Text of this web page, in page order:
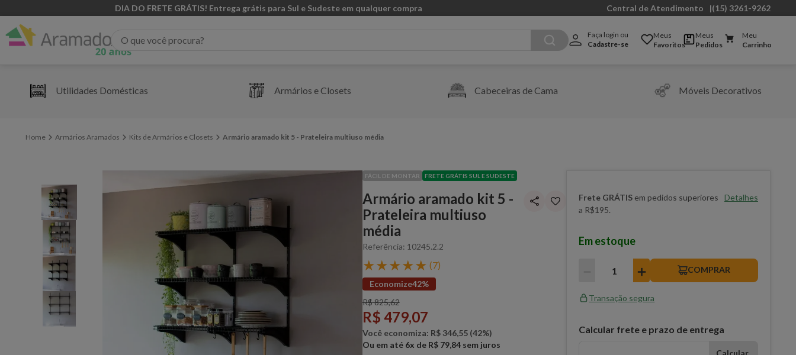
DIA DO FRETE GRÁTIS! Entrega grátis para Sul e Sudeste em qualquer compra Central de Atendimento |(15) 3261-9262
Faça login ou
Cadastre-se
Meus
Favoritos
Meus
Pedidos
Meu
Carrinho
Utilidades Domésticas Armários e Closets Cabeceiras de Cama Móveis Decorativos
Armários Aramados Kits de Armários e Closets Armário aramado kit 5 - Prateleira multiuso média
FÁCIL DE MONTAR FRETE GRÁTIS SUL E SUDESTE
Armário aramado kit 5 -
Prateleira multiuso
média
Referência: 10245.2.2
★★★★★ (7)
Economize42%
R$825,62
R$ 479,07
Você economiza: R$ 346,55(42%)
Ou em até 6x de R$ 79,84sem juros
Frete GRÁTIS em pedidos superiores
a R$195.
Detalhes
Em estoque
＋ COMPRAR
Transação segura
Calcular frete e prazo de entrega